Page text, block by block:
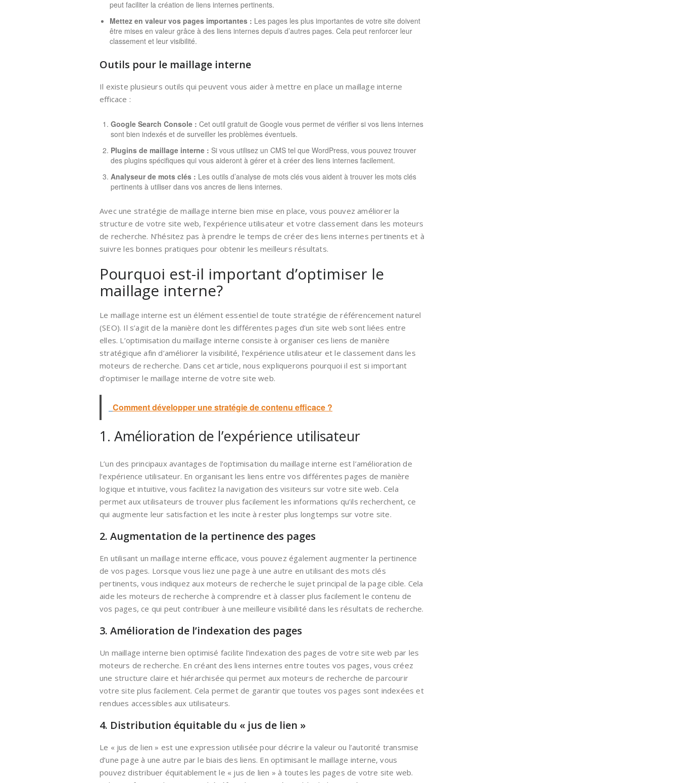
peut faciliter la création de liens internes pertinents.
Mettez en valeur vos pages importantes : Les pages les plus importantes de votre site doivent
être mises en valeur grâce à des liens internes depuis d’autres pages. Cela peut renforcer leur
classement et leur visibilité.
Outils pour le maillage interne
Il existe plusieurs outils qui peuvent vous aider à mettre en place un maillage interne
efficace :
Google Search Console : Cet outil gratuit de Google vous permet de vérifier si vos liens internes
sont bien indexés et de surveiller les problèmes éventuels.
Plugins de maillage interne : Si vous utilisez un CMS tel que WordPress, vous pouvez trouver
des plugins spécifiques qui vous aideront à gérer et à créer des liens internes facilement.
Analyseur de mots clés : Les outils d’analyse de mots clés vous aident à trouver les mots clés
pertinents à utiliser dans vos ancres de liens internes.
Avec une stratégie de maillage interne bien mise en place, vous pouvez améliorer la
structure de votre site web, l’expérience utilisateur et votre classement dans les moteurs
de recherche. N’hésitez pas à prendre le temps de créer des liens internes pertinents et à
suivre les bonnes pratiques pour obtenir les meilleurs résultats.
Pourquoi est-il important d’optimiser le
maillage interne?
Le maillage interne est un élément essentiel de toute stratégie de référencement naturel
(SEO). Il s’agit de la manière dont les différentes pages d’un site web sont liées entre
elles. L’optimisation du maillage interne consiste à organiser ces liens de manière
stratégique afin d’améliorer la visibilité, l’expérience utilisateur et le classement dans les
moteurs de recherche. Dans cet article, nous expliquerons pourquoi il est si important
d’optimiser le maillage interne de votre site web.
Comment développer une stratégie de contenu efficace ?
1. Amélioration de l’expérience utilisateur
L’un des principaux avantages de l’optimisation du maillage interne est l’amélioration de
l’expérience utilisateur. En organisant les liens entre vos différentes pages de manière
logique et intuitive, vous facilitez la navigation des visiteurs sur votre site web. Cela
permet aux utilisateurs de trouver plus facilement les informations qu’ils recherchent, ce
qui augmente leur satisfaction et les incite à rester plus longtemps sur votre site.
2. Augmentation de la pertinence des pages
En utilisant un maillage interne efficace, vous pouvez également augmenter la pertinence
de vos pages. Lorsque vous liez une page à une autre en utilisant des mots clés
pertinents, vous indiquez aux moteurs de recherche le sujet principal de la page cible. Cela
aide les moteurs de recherche à comprendre et à classer plus facilement le contenu de
vos pages, ce qui peut contribuer à une meilleure visibilité dans les résultats de recherche.
3. Amélioration de l’indexation des pages
Un maillage interne bien optimisé facilite l’indexation des pages de votre site web par les
moteurs de recherche. En créant des liens internes entre toutes vos pages, vous créez
une structure claire et hiérarchisée qui permet aux moteurs de recherche de parcourir
votre site plus facilement. Cela permet de garantir que toutes vos pages sont indexées et
rendues accessibles aux utilisateurs.
4. Distribution équitable du « jus de lien »
Le « jus de lien » est une expression utilisée pour décrire la valeur ou l’autorité transmise
d’une page à une autre par le biais des liens. En optimisant le maillage interne, vous
pouvez distribuer équitablement le « jus de lien » à toutes les pages de votre site web.